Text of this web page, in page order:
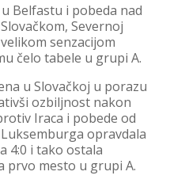
Belfastu i pobeda nad
Severnoj
senzacijom
čelo tabele u grupi A.
u Slovačkoj u porazu
ozbiljnost nakon
Iraca i pobede od
opravdala
4:0 i tako ostala
prvo mesto u grupi A.